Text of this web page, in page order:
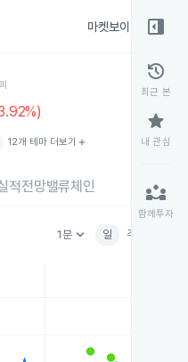
마켓보이스
12개 테마 더보기 add
적전망밸류체인
1분keyboard_arrow_down 일 주
right_panel_open
history
최근 본
star
내 관심
partner_exchange
함께투자